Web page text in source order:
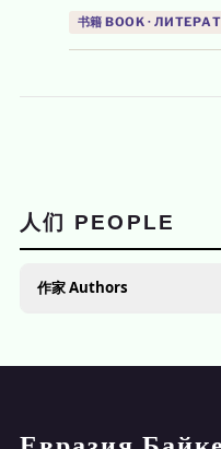
书籍 BOOK ·
人们 PEOPLE
作家 Authors